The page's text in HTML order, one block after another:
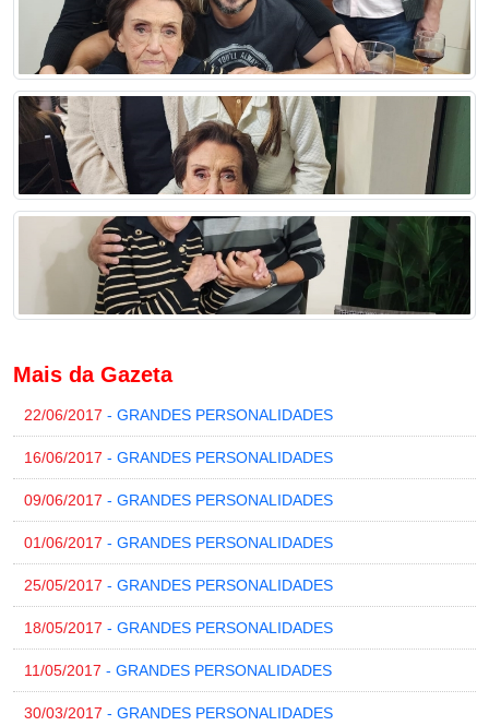
Mais da Gazeta
22/06/2017 - GRANDES PERSONALIDADES
16/06/2017 - GRANDES PERSONALIDADES
09/06/2017 - GRANDES PERSONALIDADES
01/06/2017 - GRANDES PERSONALIDADES
25/05/2017 - GRANDES PERSONALIDADES
18/05/2017 - GRANDES PERSONALIDADES
11/05/2017 - GRANDES PERSONALIDADES
30/03/2017 - GRANDES PERSONALIDADES